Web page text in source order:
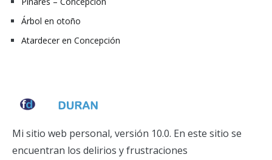
Árbol en otoño
Atardecer en Concepción
Mi sitio web personal, versión 10.0. En este sitio se
encuentran los delirios y frustraciones